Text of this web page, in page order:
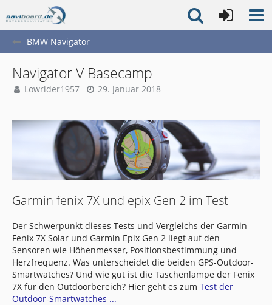
BMW Navigator
Navigator V Basecamp
Lowrider1957 29. Januar 2018
Garmin fenix 7X und epix Gen 2 im Test
Der Schwerpunkt dieses Tests und Vergleichs der Garmin
Fenix 7X Solar und Garmin Epix Gen 2 liegt auf den
Sensoren wie Höhenmesser, Positionsbestimmung und
Herzfrequenz. Was unterscheidet die beiden GPS-Outdoor-
Smartwatches? Und wie gut ist die Taschenlampe der Fenix
7X für den Outdoorbereich? Hier geht es zum Test der
Outdoor-Smartwatches ...